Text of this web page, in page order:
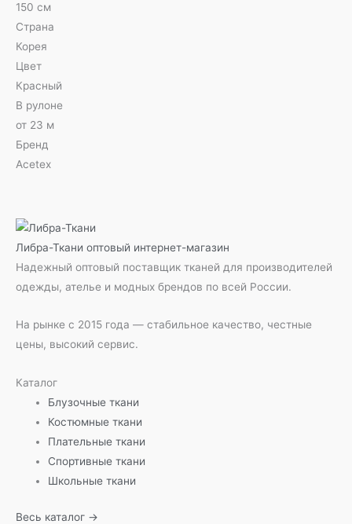
150 см
Страна
Корея
Цвет
Красный
В рулоне
от 23 м
Бренд
Acetex
Либра-Ткани оптовый интернет-магазин
Надежный оптовый поставщик тканей для производителей
одежды, ателье и модных брендов по всей России.
На рынке с 2015 года — стабильное качество, честные
цены, высокий сервис.
Каталог
Блузочные ткани
Костюмные ткани
Плательные ткани
Спортивные ткани
Школьные ткани
Весь каталог →